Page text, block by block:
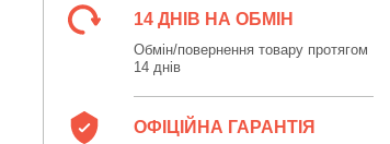
14 ДНІВ НА ОБМІН
Обмін/повернення товару протягом
14 днів
ОФІЦІЙНА ГАРАНТІЯ